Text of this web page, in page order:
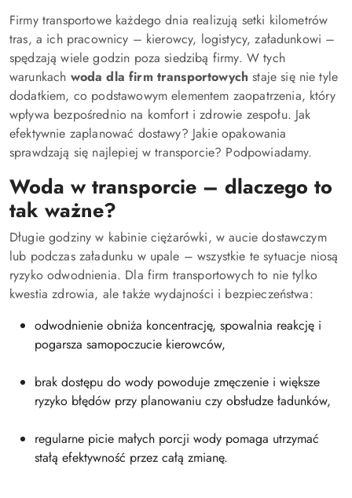
Firmy transportowe każdego dnia realizują setki kilometrów
tras, a ich pracownicy – kierowcy, logistycy, załadunkowi –
spędzają wiele godzin poza siedzibą firmy. W tych
warunkach woda dla firm transportowych staje się nie tyle
dodatkiem, co podstawowym elementem zaopatrzenia, który
wpływa bezpośrednio na komfort i zdrowie zespołu. Jak
efektywnie zaplanować dostawy? Jakie opakowania
sprawdzają się najlepiej w transporcie? Podpowiadamy.
Woda w transporcie – dlaczego to
tak ważne?
Długie godziny w kabinie ciężarówki, w aucie dostawczym
lub podczas załadunku w upale – wszystkie te sytuacje niosą
ryzyko odwodnienia. Dla firm transportowych to nie tylko
kwestia zdrowia, ale także wydajności i bezpieczeństwa:
odwodnienie obniża koncentrację, spowalnia reakcję i
pogarsza samopoczucie kierowców,
brak dostępu do wody powoduje zmęczenie i większe
ryzyko błędów przy planowaniu czy obsłudze ładunków,
regularne picie małych porcji wody pomaga utrzymać
stałą efektywność przez całą zmianę.